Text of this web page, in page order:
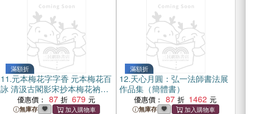
滿額折
11.元本梅花字字香 元本梅花百
詠 清汲古閣影宋抄本梅花衲
（簡體書）
優惠價： 87 679
無庫存
滿額折
12.天心月圓：弘一法師書法展
作品集（簡體書）
優惠價： 87 1462
無庫存